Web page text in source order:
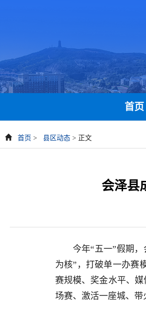
首页
首页 > 县区动态 > 正文
会泽县
今年“五一”假期
为核”，打破单一办赛
赛规模、奖金水平、
场赛、激活一座城、